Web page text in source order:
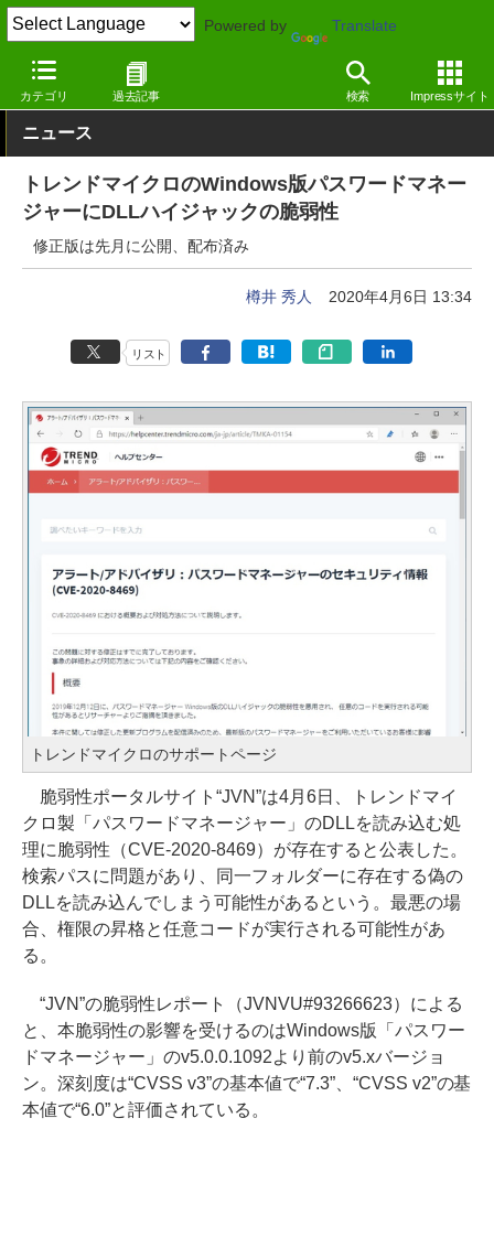
Powered by Translate
カテゴリ 過去記事 検索 Impressサイト
窓の杜 セキュリティ
ニュース
トレンドマイクロのWindows版パスワードマネー
ジャーにDLLハイジャックの脆弱性
修正版は先月に公開、配布済み
樽井 秀人 2020年4月6日 13:34
リスト
トレンドマイクロのサポートページ
脆弱性ポータルサイト“JVN”は4月6日、トレンドマイ
クロ製「パスワードマネージャー」のDLLを読み込む処
理に脆弱性（CVE-2020-8469）が存在すると公表した。
検索パスに問題があり、同一フォルダーに存在する偽の
DLLを読み込んでしまう可能性があるという。最悪の場
合、権限の昇格と任意コードが実行される可能性があ
る。
“JVN”の脆弱性レポート（JVNVU#93266623）による
と、本脆弱性の影響を受けるのはWindows版「パスワー
ドマネージャー」のv5.0.0.1092より前のv5.xバージョ
ン。深刻度は“CVSS v3”の基本値で“7.3”、“CVSS v2”の基
本値で“6.0”と評価されている。